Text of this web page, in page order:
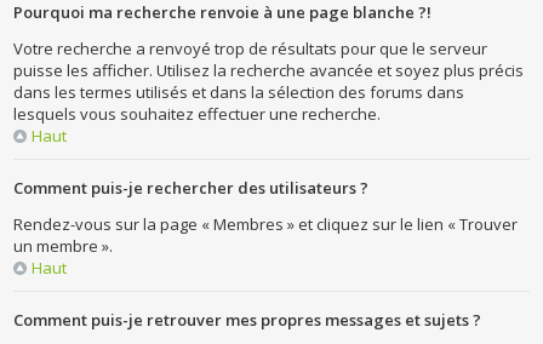
Pourquoi ma recherche renvoie à une page blanche ?!
Votre recherche a renvoyé trop de résultats pour que le serveur
puisse les afficher. Utilisez la recherche avancée et soyez plus précis
dans les termes utilisés et dans la sélection des forums dans
lesquels vous souhaitez effectuer une recherche.
Haut
Comment puis-je rechercher des utilisateurs ?
Rendez-vous sur la page « Membres » et cliquez sur le lien « Trouver
un membre ».
Haut
Comment puis-je retrouver mes propres messages et sujets ?